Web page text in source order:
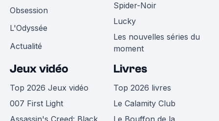
Obsession
L'Odyssée
Actualité
Spider-Noir
Lucky
Les nouvelles séries du
moment
Jeux vidéo
Top 2026 Jeux vidéo
007 First Light
Assassin's Creed: Black
Livres
Top 2026 livres
Le Calamity Club
Le Bouffon de la